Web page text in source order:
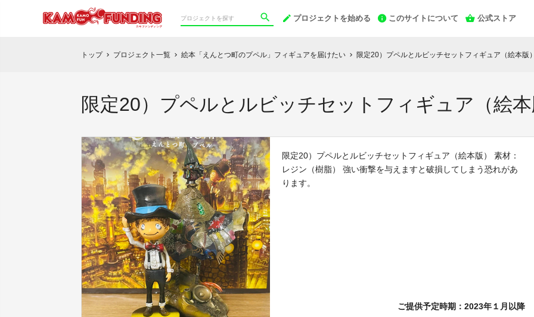
プロジェクトを始める このサイトについて 公式ストア
トップ chevron_right プロジェクト一覧 chevron_right 絵本「えんとつ町のプペル」フィギュアを届けたい chevron_right 限定20）プペルとルビッチセットフィギュア（絵本版
限定20）プペルとルビッチセットフィギュア（絵
限定20）プペルとルビッチセットフィギュア（絵本版） 素材：
レジン（樹脂） 強い衝撃を与えますと破損してしまう恐れがあ
ります。
ご提供予定時期：2023年１月以降